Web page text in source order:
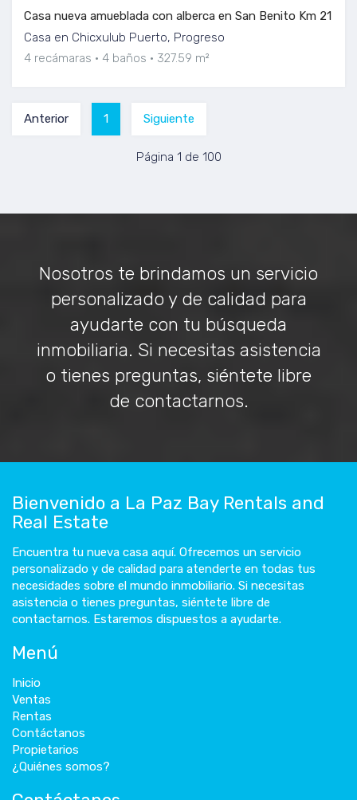
Casa nueva amueblada con alberca en San Benito Km 21
Casa en Chicxulub Puerto, Progreso
4 recámaras
4 baños 327.59 m²
Anterior 1 Siguiente
Página 1 de 100
Nosotros te brindamos un servicio
personalizado y de calidad para
ayudarte con tu búsqueda
inmobiliaria. Si necesitas asistencia
o tienes preguntas, siéntete libre
de contactarnos.
Bienvenido a La Paz Bay Rentals and
Real Estate
Encuentra tu nueva casa aquí. Ofrecemos un servicio
personalizado y de calidad para atenderte en todas tus
necesidades sobre el mundo inmobiliario. Si necesitas
asistencia o tienes preguntas, siéntete libre de
contactarnos. Estaremos dispuestos a ayudarte.
Menú
Inicio
Ventas
Rentas
Contáctanos
Propietarios
¿Quiénes somos?